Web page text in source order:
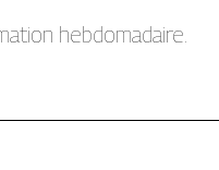
hebdomadaire.